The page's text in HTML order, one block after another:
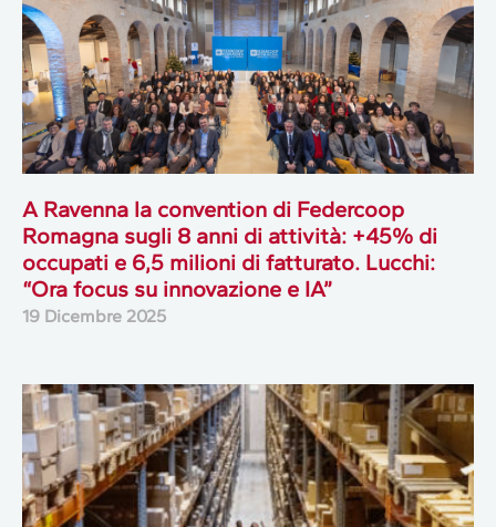
A Ravenna la convention di Federcoop
Romagna sugli 8 anni di attività: +45% di
occupati e 6,5 milioni di fatturato. Lucchi:
“Ora focus su innovazione e IA”
19 Dicembre 2025